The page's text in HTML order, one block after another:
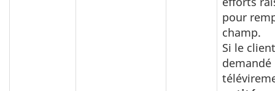
pour
champ.
Si le
demandé